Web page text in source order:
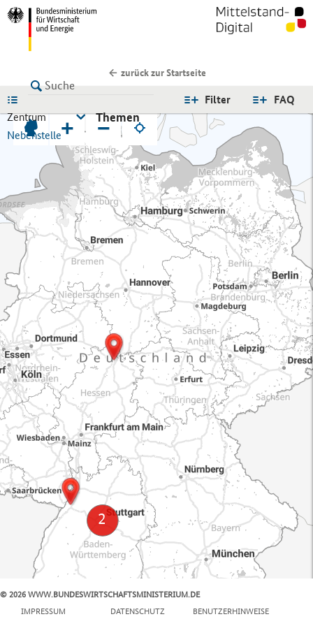
zurück zur Startseite
FAQ
Filter
Zentrum
Nebenstelle
Themen
+ −
© 2026 WWW.BUNDESWIRTSCHAFTSMINISTERIUM.DE
IMPRESSUM
DATENSCHUTZ BENUTZERHINWEISE